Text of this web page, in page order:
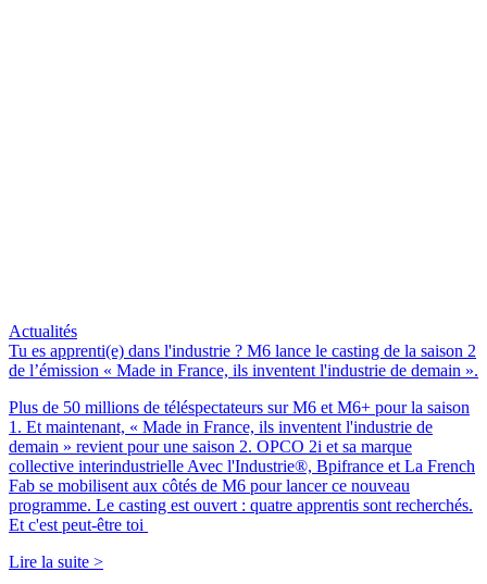
Actualités
Tu es apprenti(e) dans l'industrie ? M6 lance le casting de la saison 2
de l’émission « Made in France, ils inventent l'industrie de demain ».
Plus de 50 millions de téléspectateurs sur M6 et M6+ pour la saison
1. Et maintenant, « Made in France, ils inventent l'industrie de
demain » revient pour une saison 2. OPCO 2i et sa marque
collective interindustrielle Avec l'Industrie®, Bpifrance et La French
Fab se mobilisent aux côtés de M6 pour lancer ce nouveau
programme. Le casting est ouvert : quatre apprentis sont recherchés.
Et c'est peut-être toi
Lire la suite >